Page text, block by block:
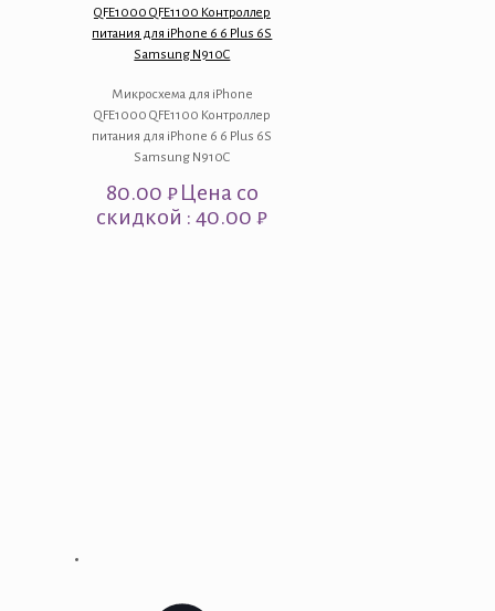
QFE1000 QFE1100 Контроллер
питания для iPhone 6 6 Plus 6S
Samsung N910C
Микросхема для iPhone
QFE1000 QFE1100 Контроллер
питания для iPhone 6 6 Plus 6S
Samsung N910C
80.00 ₽Цена со
скидкой : 40.00 ₽